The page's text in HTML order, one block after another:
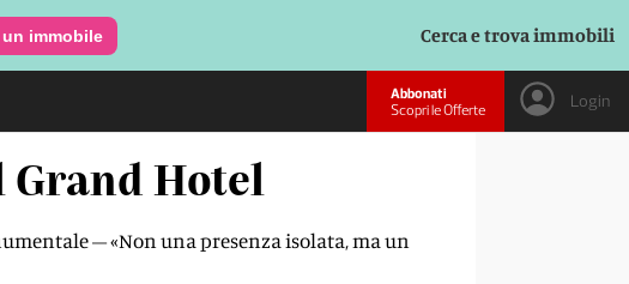
immobile Cerca e trova immobili
Abbonati
Scopri le Offerte
Login
Grand Hotel
– «Non una presenza isolata, ma un